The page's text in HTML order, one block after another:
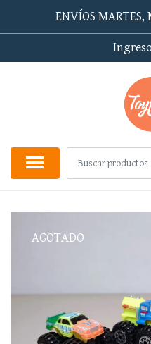
ENVÍOS MARTES,
AGOTADO